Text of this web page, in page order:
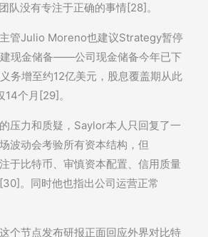
队没有专注于正确的事情[28]。
管Julio Moreno也建议Strategy暂停
现金储备——公司现金储备今年已下
务增至约12亿美元，股息覆盖期从此
个月[29]。
压力和质疑，Saylor本人只回复了一
波动会考验所有资本结构，但
于比特币、审慎资本配置、信用质量
。同时他也指出公司运营正常
个节点发布研报正面回应外界对比特